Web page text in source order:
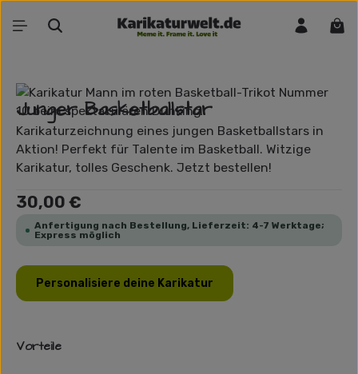
Zum Hauptinhalt springen
Bildergalerie überspringen
Junger Basketballstar
Karikaturzeichnung eines jungen Basketballstars in
Aktion! Perfekt für Talente im Basketball. Witzige
Karikatur, tolles Geschenk. Jetzt bestellen!
Regulärer Preis:
30,00 €
Anfertigung nach Bestellung, Lieferzeit: 4-7 Werktage;
Express möglich
Personalisiere deine Karikatur
Vorteile